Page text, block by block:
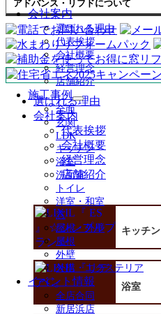
会社案内
選ばれる理由
代表挨拶
会社概要
経営理念
店舗紹介
施工事例
サ
メ
ニ
ュ
ー
を
展
開
全面
玄関
LDK
キッチン
浴室
洗面室
トイレ
洋室・和室
窓
屋根・外壁
屋根
外壁
外構・エクステリア
イベント情報
全店合同
新居浜店
アドバンス・リフドについて
選ばれる理由
会社案内
代表挨拶
会社概要
経営理念
店舗紹介
キッチン
浴室